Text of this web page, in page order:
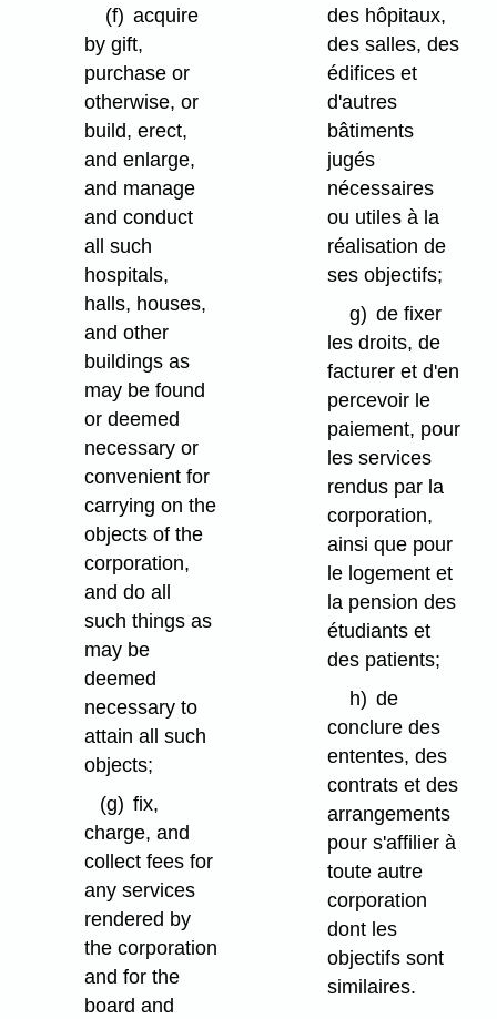
(f) acquire
by gift,
purchase or
otherwise, or
build, erect,
and enlarge,
and manage
and conduct
all such
hospitals,
halls, houses,
and other
buildings as
may be found
or deemed
necessary or
convenient for
carrying on the
objects of the
corporation,
and do all
such things as
may be
deemed
necessary to
attain all such
objects;
(g) fix,
charge, and
collect fees for
any services
rendered by
the corporation
and for the
board and
des hôpitaux,
des salles, des
édifices et
d'autres
bâtiments
jugés
nécessaires
ou utiles à la
réalisation de
ses objectifs;
g) de fixer
les droits, de
facturer et d'en
percevoir le
paiement, pour
les services
rendus par la
corporation,
ainsi que pour
le logement et
la pension des
étudiants et
des patients;
h) de
conclure des
ententes, des
contrats et des
arrangements
pour s'affilier à
toute autre
corporation
dont les
objectifs sont
similaires.